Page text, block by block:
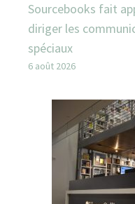
Sourcebooks fait
diriger les
spéciaux
6 août 2026